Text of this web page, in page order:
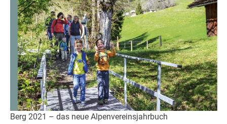
Berg 2021 – das neue Alpenvereinsjahrbuch